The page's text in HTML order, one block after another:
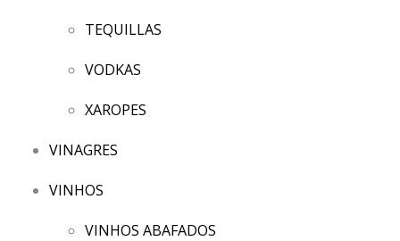
TEQUILLAS
VODKAS
XAROPES
VINAGRES
VINHOS
VINHOS ABAFADOS